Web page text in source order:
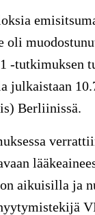
-tutkimuksen
julkaistaan
Berliinissä.
aikuisilla